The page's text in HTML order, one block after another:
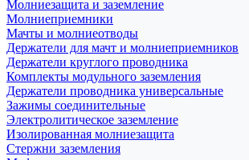
Молниезащита и заземление
Молниеприемники
Мачты и молниеотводы
Держатели для мачт и молниеприемников
Держатели круглого проводника
Комплекты модульного заземления
Держатели проводника универсальные
Зажимы соединительные
Электролитическое заземление
Изолированная молниезащита
Стержни заземления